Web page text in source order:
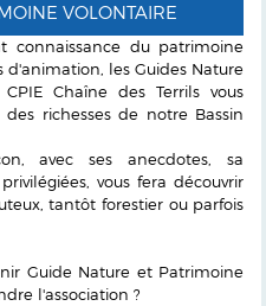
VOLONTAIRE
connaissance du patrimoine
les Guides Nature
Chaîne des Terrils vous
richesses de notre Bassin
avec ses anecdotes, sa
vous fera découvrir
tantôt forestier ou parfois
Guide Nature et Patrimoine
l'association ?